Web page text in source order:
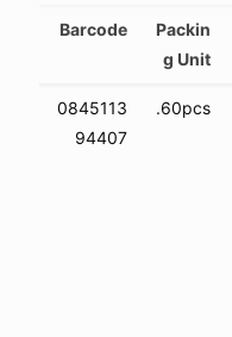
Packin
g Unit
Barcode
60pcs.
0845113
94407